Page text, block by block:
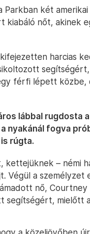
Parkban két
kiabáló nőt, akinek
harcias
férfi lépett
lábbal rugdosta
nyakánál fogva
rúgta.
kettejüknek – némi
Végül a
nő,
segítségért, mielőtt